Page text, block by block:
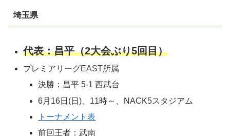
埼玉県
代表：昌平（2大会ぶり5回目）
プレミアリーグEAST所属
決勝：昌平 5-1 西武台
6月16日(日)、11時～、NACK5スタジアム
トーナメント表
前回王者：武南